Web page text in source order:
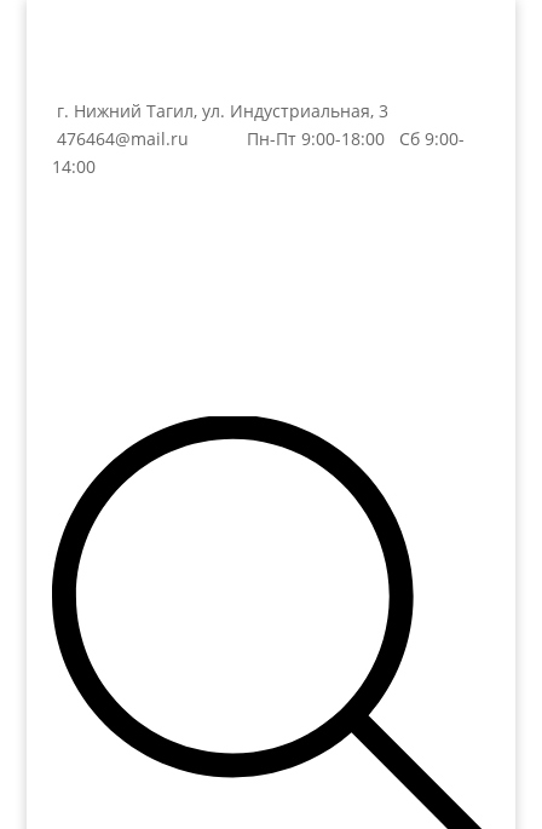
г. Нижний Тагил, ул. Индустриальная, 3
476464@mail.ru
Пн-Пт 9:00-18:00 Сб 9:00-
14:00